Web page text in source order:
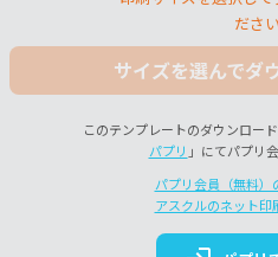
ださい
サイズを選んでダ
このテンプレートのダウンロー
パプリ 」にてパプリ
パプリ会員（無料）
アスクルのネット印